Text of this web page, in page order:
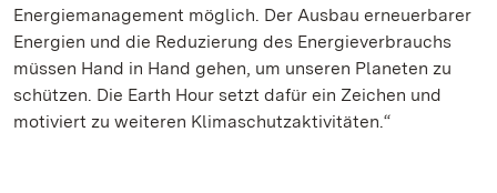
Energiemanagement möglich. Der Ausbau erneuerbarer
Energien und die Reduzierung des Energieverbrauchs
müssen Hand in Hand gehen, um unseren Planeten zu
schützen. Die Earth Hour setzt dafür ein Zeichen und
motiviert zu weiteren Klimaschutzaktivitäten.“